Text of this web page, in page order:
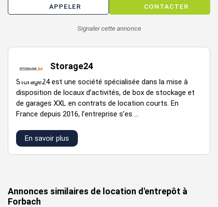
APPELER CONTACTER
Signaler cette annonce
Storage24
Storage24 est une société spécialisée dans la mise à
disposition de locaux d’activités, de box de stockage et
de garages XXL en contrats de location courts. En
France depuis 2016, l’entreprise s’es ...
En savoir plus
Annonces similaires de location d'entrepôt à
Forbach